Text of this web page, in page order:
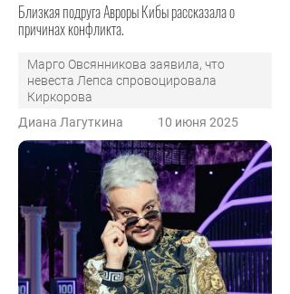
Близкая подруга Авроры Кибы рассказала о
причинах конфликта.
Марго Овсянникова заявила, что
невеста Лепса спровоцировала
Киркорова
Диана Лагуткина
10 июня 2025